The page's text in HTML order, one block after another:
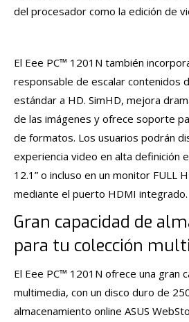
del procesador como la edición de
El Eee PC™ 1201N también
responsable de escalar contenidos
estándar a HD. SimHD, mejora
de las imágenes y ofrece soporte
de formatos. Los usuarios podrán
experiencia video en alta definición
12.1” o incluso en un monitor FULL
mediante el puerto HDMI integrado.
Gran capacidad de
para tu colección
El Eee PC™ 1201N ofrece una gran
multimedia, con un disco duro de
almacenamiento online ASUS